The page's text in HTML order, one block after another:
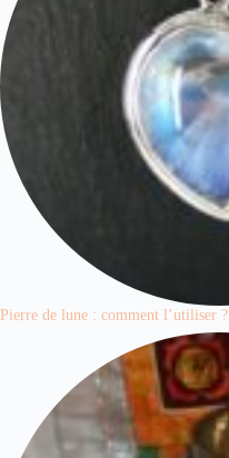
Pierre de lune : comment l’utiliser ?